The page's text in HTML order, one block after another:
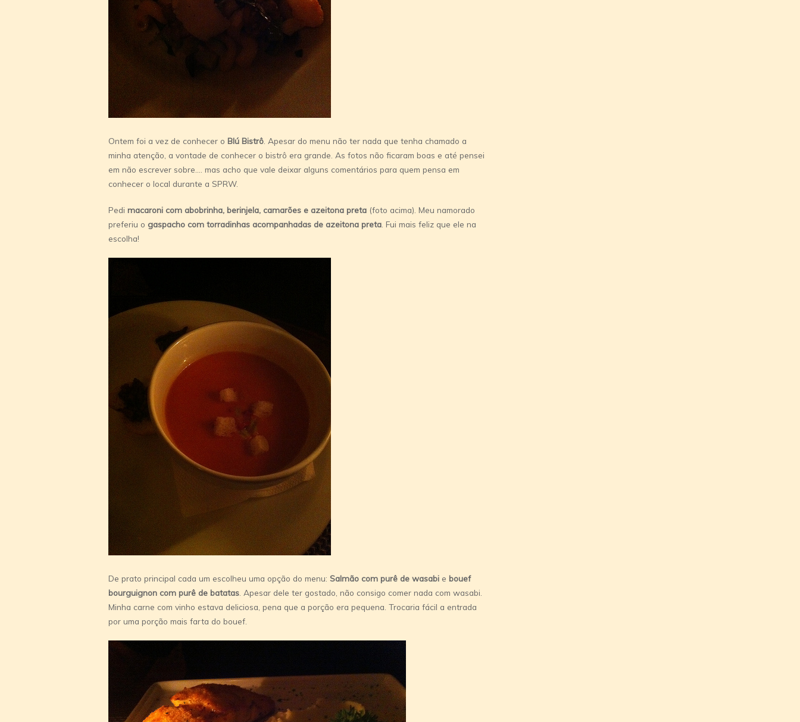
Ontem foi a vez de conhecer o Blú Bistrô . Apesar do menu não ter nada que tenha chamado a
minha atenção, a vontade de conhecer o bistrô era grande. As fotos não ficaram boas e até pensei
em não escrever sobre…. mas acho que vale deixar alguns comentários para quem pensa em
conhecer o local durante a SPRW.
Pedi macaroni com abobrinha, berinjela, camarões e azeitona preta (foto acima). Meu namorado
preferiu o gaspacho com torradinhas acompanhadas de azeitona preta . Fui mais feliz que ele na
escolha!
De prato principal cada um escolheu uma opção do menu: Salmão com purê de wasabi e bouef
bourguignon com purê de batatas . Apesar dele ter gostado, não consigo comer nada com wasabi.
Minha carne com vinho estava deliciosa, pena que a porção era pequena. Trocaria fácil a entrada
por uma porção mais farta do bouef.